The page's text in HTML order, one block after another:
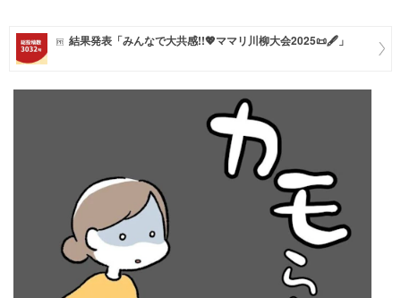
住まい
マネー
結果発表「みんなで大共感!!💖ママリ川柳大会2025📜🖋️」